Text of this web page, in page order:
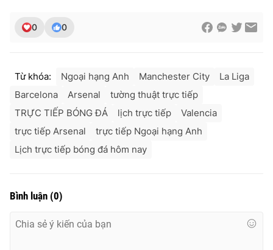
0 0
Từ khóa: Ngoại hạng Anh Manchester City
La Liga
Barcelona
Arsenal
tường thuật trực tiếp
TRỰC TIẾP BÓNG ĐÁ
lịch trực tiếp
Valencia
trực tiếp Arsenal
trực tiếp Ngoại hạng Anh
Lịch trực tiếp bóng đá hôm nay
Bình luận (0)